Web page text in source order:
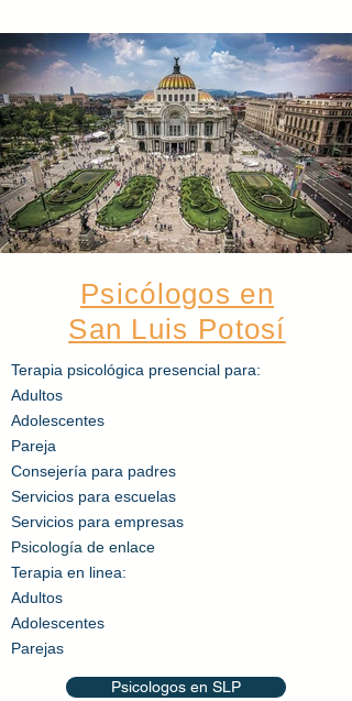
Psicólogos en
San Luis Potosí
Terapia psicológica presencial para:
Adultos​
Adolescentes
Pareja
Consejería para padres
Servicios para escuelas
Servicios para empresas
Psicología de enlace
Terapia en linea:
Adultos​
Adolescentes
Parejas
Psicologos en SLP